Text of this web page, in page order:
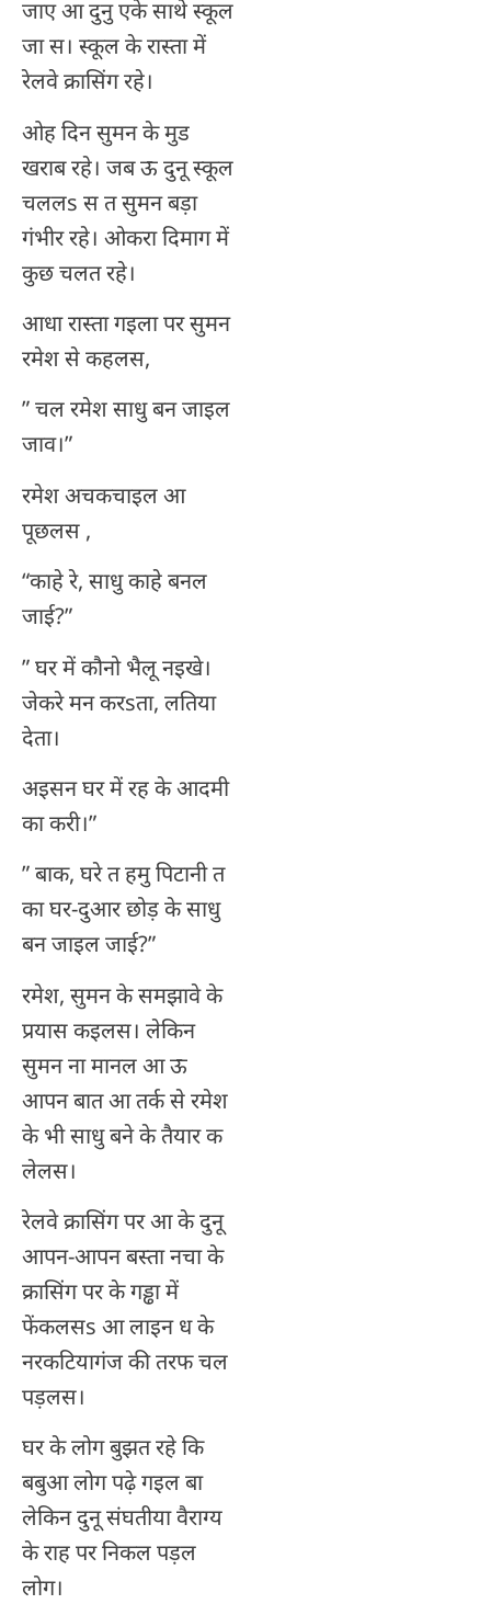
जाए आ दुनु एके साथे स्कूल
जा स। स्कूल के रास्ता में
रेलवे क्रासिंग रहे।
ओह दिन सुमन के मुड
खराब रहे। जब ऊ दुनू स्कूल
चललs स त सुमन बड़ा
गंभीर रहे। ओकरा दिमाग में
कुछ चलत रहे।
आधा रास्ता गइला पर सुमन
रमेश से कहलस,
” चल रमेश साधु बन जाइल
जाव।”
रमेश अचकचाइल आ
पूछलस ,
“काहे रे, साधु काहे बनल
जाई?”
” घर में कौनो भैलू नइखे।
जेकरे मन करsता, लतिया
देता।
अइसन घर में रह के आदमी
का करी।”
” बाक, घरे त हमु पिटानी त
का घर-दुआर छोड़ के साधु
बन जाइल जाई?”
रमेश, सुमन के समझावे के
प्रयास कइलस। लेकिन
सुमन ना मानल आ ऊ
आपन बात आ तर्क से रमेश
के भी साधु बने के तैयार क
लेलस।
रेलवे क्रासिंग पर आ के दुनू
आपन-आपन बस्ता नचा के
क्रासिंग पर के गड्ढा में
फेंकलसs आ लाइन ध के
नरकटियागंज की तरफ चल
पड़लस।
घर के लोग बुझत रहे कि
बबुआ लोग पढ़े गइल बा
लेकिन दुनू संघतीया वैराग्य
के राह पर निकल पड़ल
लोग।